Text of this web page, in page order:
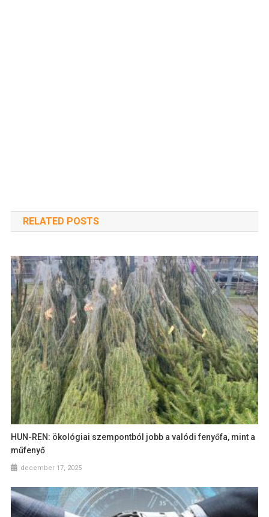
RELATED POSTS
HUN-REN: ökológiai szempontból jobb a valódi fenyőfa, mint a
műfenyő
december 17, 2025